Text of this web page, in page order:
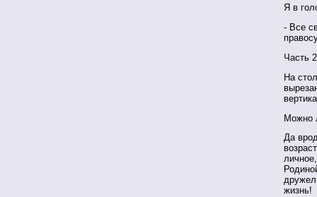
Я в
- Все
Часть
На
Можно
Да
жизнь!